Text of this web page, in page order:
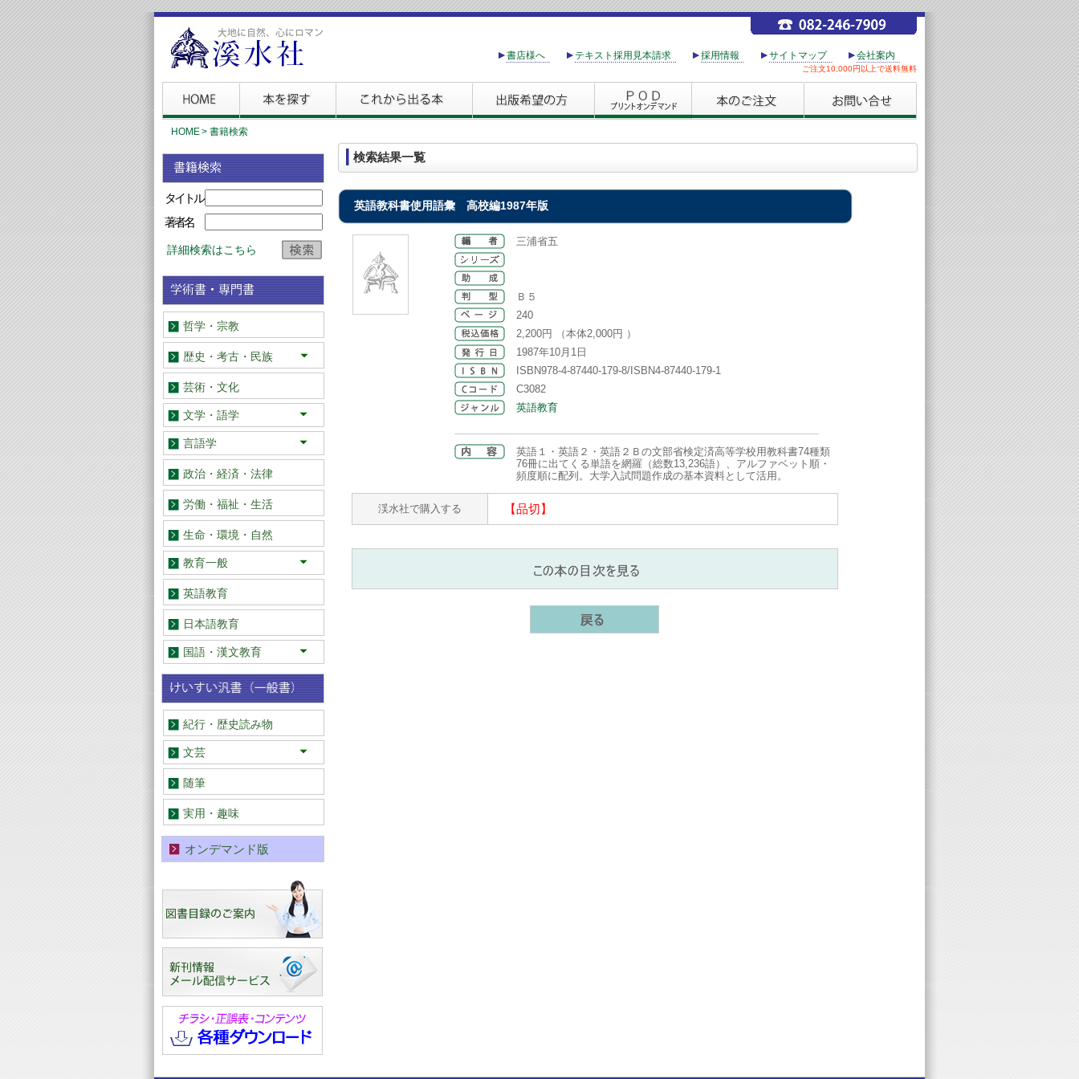
会社案内
サイトマップ
採用情報
テキスト採用見本請求
書店様へ
ご注文10,000円以上で送料無料
HOME> 書籍検索
検索結果一覧
英語教科書使用語彙 高校編1987年版
三浦省五
Ｂ５
240
2,200円 （本体2,000円 ）
1987年10月1日
ISBN978-4-87440-179-8/ISBN4-87440-179-1
C3082
英語教育
英語１・英語２・英語２Ｂの文部省検定済高等学校用教科書74種類
76冊に出てくる単語を網羅（総数13,236語）、アルファベット順・
頻度順に配列。大学入試問題作成の基本資料として活用。
渓水社で購入する 【品切】
タイトル
著者名
詳細検索はこちら
哲学・宗教
歴史・考古・民族
アジア
芸術・文化
文学・語学
日本
アジア
欧米
言語学
日本語
英語・その他
政治・経済・法律
労働・福祉・生活
生命・環境・自然
教育一般
教育学
教育史
学校教育
幼児・児童教育
道徳教育
特別支援教育
保健・体育
社会
理科 算数・数学
音楽・美術
教育エッセイ・記録
英語教育
日本語教育
国語・漢文教育
総論
国語教育史
実践史・実践研究
教材研究
読みの指導
話し言葉教育
作文・表現教育
古文・古典教育
漢文教育
紀行・歴史読み物
文芸
小説・童話
歌集・詩集・句集
文芸評論
随筆
実用・趣味
オンデマンド版